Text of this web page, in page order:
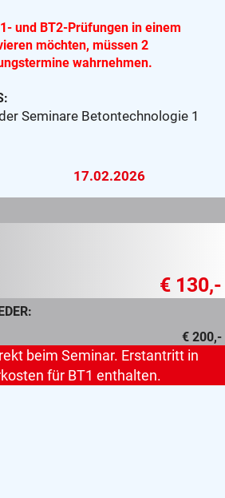
und BT2-Prüfungen in einem
möchten, müssen 2
wahrnehmen.
Seminare Betontechnologie 1
17.02.2026
€ 130,-
€ 200,-
beim Seminar. Erstantritt in
für BT1 enthalten.